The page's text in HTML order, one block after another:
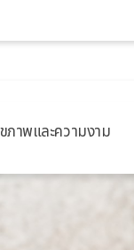
ภาพและความงาม